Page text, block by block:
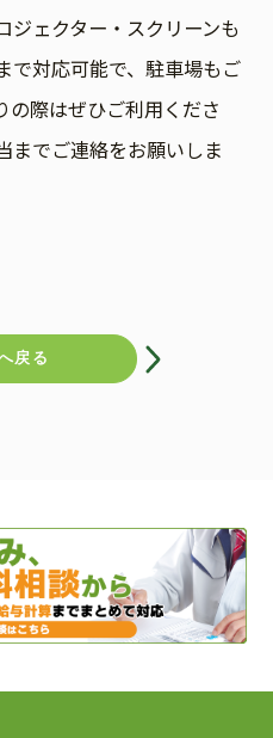
ジェクター・スクリーンも
で対応可能で、駐車場もご
の際はぜひご利用くださ
までご連絡をお願いしま
戻る